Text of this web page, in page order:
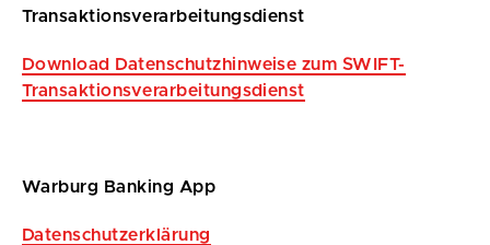
Transaktionsverarbeitungsdienst
Download Datenschutzhinweise zum SWIFT-
Transaktionsverarbeitungsdienst
Warburg Banking App
Datenschutzerklärung